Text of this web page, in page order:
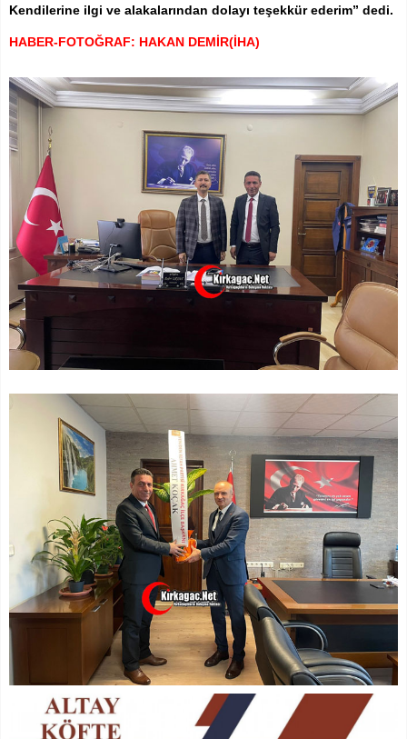
Kendilerine ilgi ve alakalarından dolayı teşekkür ederim” dedi.
HABER-FOTOĞRAF: HAKAN DEMİR(İHA)